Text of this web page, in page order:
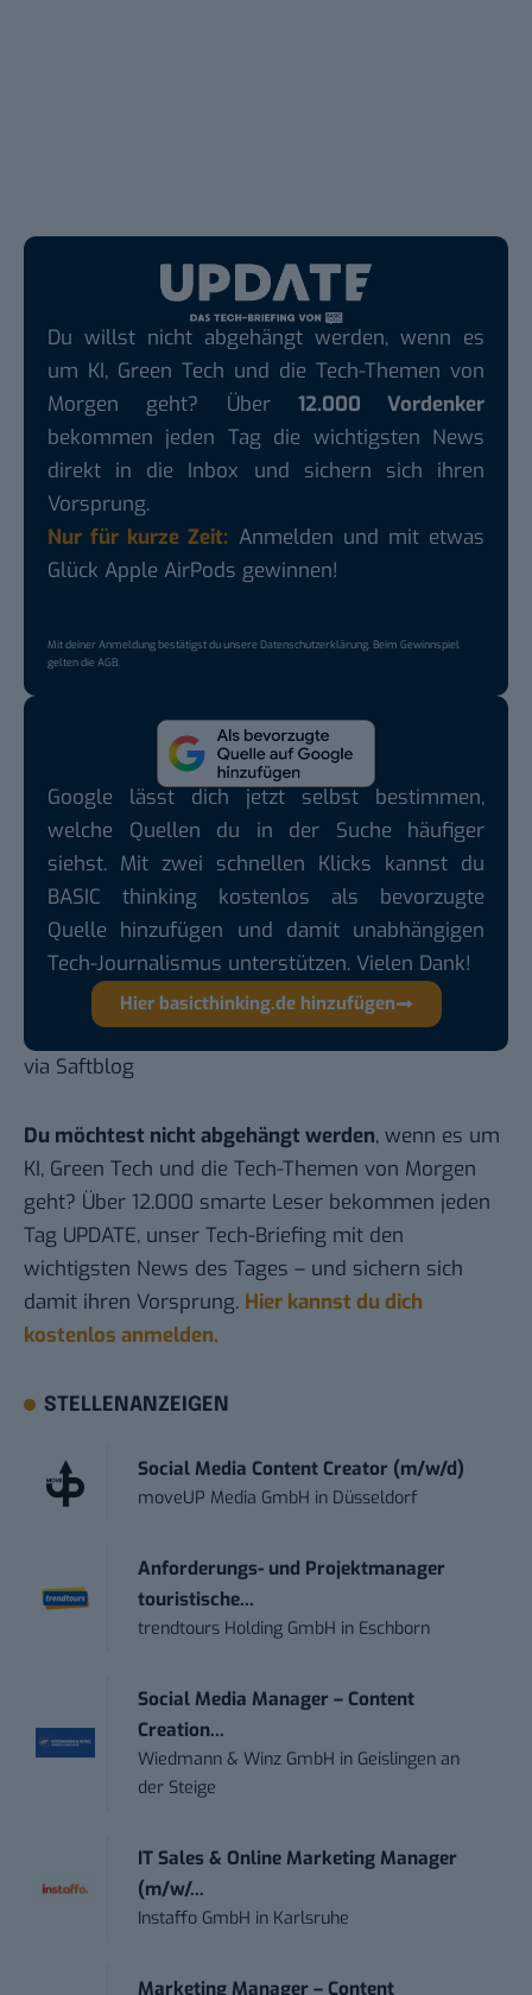
Du willst nicht abgehängt werden, wenn es
um KI, Green Tech und die Tech-Themen von
Morgen geht? Über 12.000 Vordenker
bekommen jeden Tag die wichtigsten News
direkt in die Inbox und sichern sich ihren
Vorsprung.
Nur für kurze Zeit: Anmelden und mit etwas
Glück Apple AirPods gewinnen!
Mit deiner Anmeldung bestätigst du unsereDatenschutzerklärung. Beim Gewinnspiel
gelten dieAGB.
Google lässt dich jetzt selbst bestimmen,
welche Quellen du in der Suche häufiger
siehst. Mit zwei schnellen Klicks kannst du
BASIC thinking kostenlos als bevorzugte
Quelle hinzufügen und damit unabhängigen
Tech-Journalismus unterstützen. Vielen Dank!
Hier basicthinking.de hinzufügen
via Saftblog
Du möchtest nicht abgehängt werden, wenn es um
KI, Green Tech und die Tech-Themen von Morgen
geht? Über 12.000 smarte Leser bekommen jeden
Tag UPDATE, unser Tech-Briefing mit den
wichtigsten News des Tages – und sichern sich
damit ihren Vorsprung. Hier kannst du dich
kostenlos anmelden.
STELLENANZEIGEN
Social Media Content Creator (m/w/d)
moveUP Media GmbH in Düsseldorf
Anforderungs- und Projektmanager
touristische...
trendtours Holding GmbH in Eschborn
Social Media Manager – Content
Creation...
Wiedmann & Winz GmbH in Geislingen an
der Steige
IT Sales & Online Marketing Manager
(m/w/...
Instaffo GmbH in Karlsruhe
Marketing Manager – Content